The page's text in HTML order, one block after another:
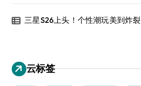
三星S26上头！个性潮玩美到炸裂
云标签